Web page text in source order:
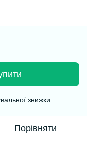
знижки
Порівняти